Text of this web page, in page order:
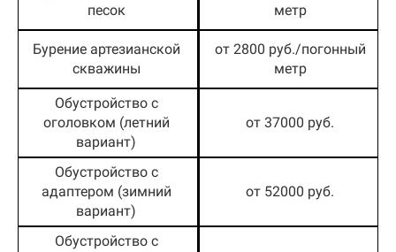
песок
метр
Бурение артезианской
скважины
от 2800 руб./погонный
метр
Обустройство с
оголовком (летний
вариант)
от 37000 руб.
Обустройство с
адаптером (зимний
вариант)
от 52000 руб.
Обустройство с